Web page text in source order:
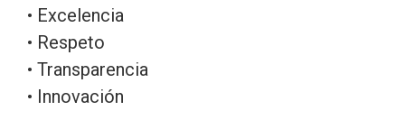
• Excelencia
• Respeto
• Transparencia
• Innovación